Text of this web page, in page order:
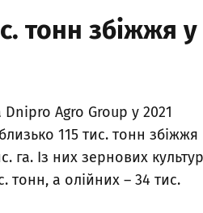
тонн збіжжя у
Agro Group у 2021
115 тис. тонн збіжжя
га. Із них зернових культур
тонн, а олійних – 34 тис.